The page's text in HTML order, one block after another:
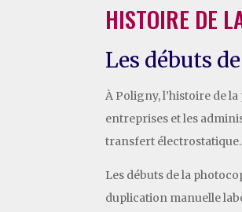
HISTOIRE DE
Les débuts
À Poligny, l’histoire de
entreprises et les
transfert électrostatique.
Les débuts de la
duplication manuelle